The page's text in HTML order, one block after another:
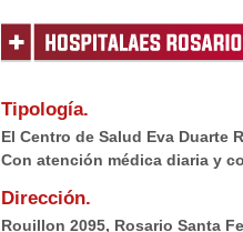
Tipología.
El Centro de Salud Eva
Con atención médica diaria y
Dirección.
Rouillon 2095, Rosario Santa